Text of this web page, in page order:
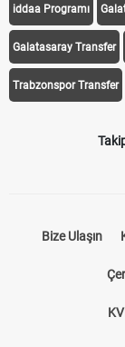
iddaa Programı
Galatasaray Transfer
Trabzonspor Transfer
Bize Ulaşın